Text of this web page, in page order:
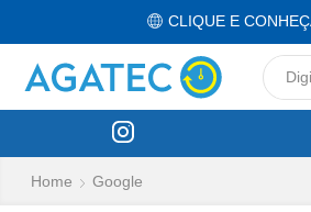
CLIQUE E
Home Google